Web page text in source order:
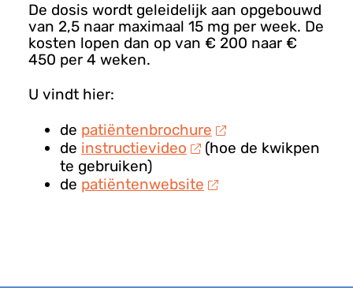
De dosis wordt geleidelijk aan opgebouwd
van 2,5 naar maximaal 15 mg per week. De
kosten lopen dan op van € 200 naar €
450 per 4 weken.
U vindt hier:
de patiëntenbrochure
de instructievideo
(hoe de kwikpen
te gebruiken)
de patiëntenwebsite